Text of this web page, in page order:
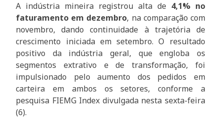
A indústria mineira registrou alta de 4,1% no
faturamento em dezembro, na comparação com
novembro, dando continuidade à trajetória de
crescimento iniciada em setembro. O resultado
positivo da indústria geral, que engloba os
segmentos extrativo e de transformação, foi
impulsionado pelo aumento dos pedidos em
carteira em ambos os setores, conforme a
pesquisa FIEMG Index divulgada nesta sexta-feira
(6).